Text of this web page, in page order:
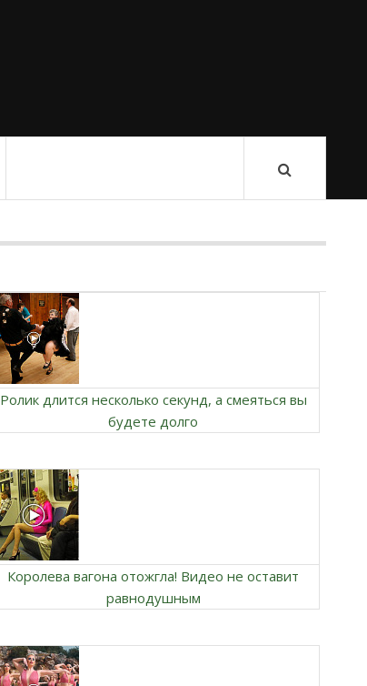
Ролик длится несколько секунд, а смеяться вы
будете долго
Королева вагона отожгла! Видео не оставит
равнодушным